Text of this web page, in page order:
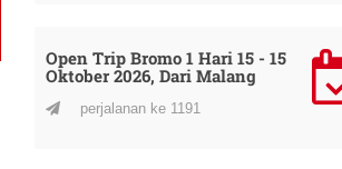
Open Trip Bromo 1 Hari 15 - 15
Oktober 2026, Dari Malang
perjalanan ke 1191